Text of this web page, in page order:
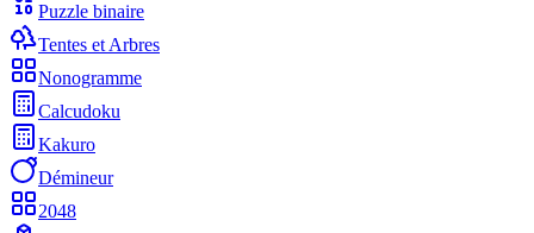
Puzzle binaire
Tentes et Arbres
Nonogramme
Calcudoku
Kakuro
Démineur
2048